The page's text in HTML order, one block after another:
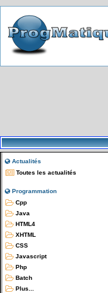
Actualités
Toutes les actualités
Programmation
Cpp
Java
HTML4
XHTML
CSS
Javascript
Php
Batch
Plus...